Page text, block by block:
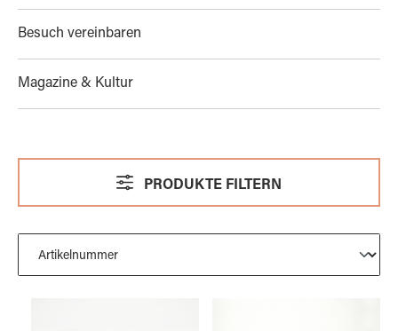
Besuch vereinbaren
Magazine & Kultur
PRODUKTE FILTERN